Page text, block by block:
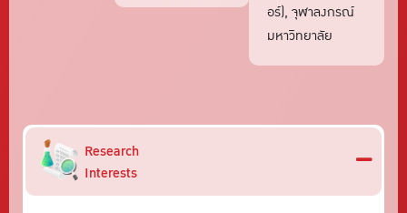
อร์), จุฬาลงกรณ์
มหาวิทยาลัย
Research
Interests